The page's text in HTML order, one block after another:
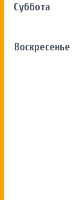
Суббота
Воскресенье